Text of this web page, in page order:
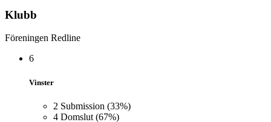
Klubb
Föreningen Redline
6
Vinster
2 Submission (33%)
4 Domslut (67%)